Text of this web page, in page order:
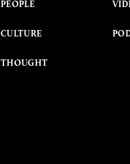
PEOPLE
CULTURE
THOUGHT